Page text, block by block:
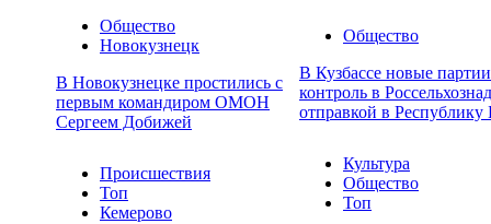
Общество
Новокузнецк
В Новокузнецке простились с
первым командиром ОМОН
Сергеем Добижей
Общество
В Кузбассе новые
контроль в
отправкой в Республику
Происшествия
Топ
Кемерово
Культура
Общество
Топ